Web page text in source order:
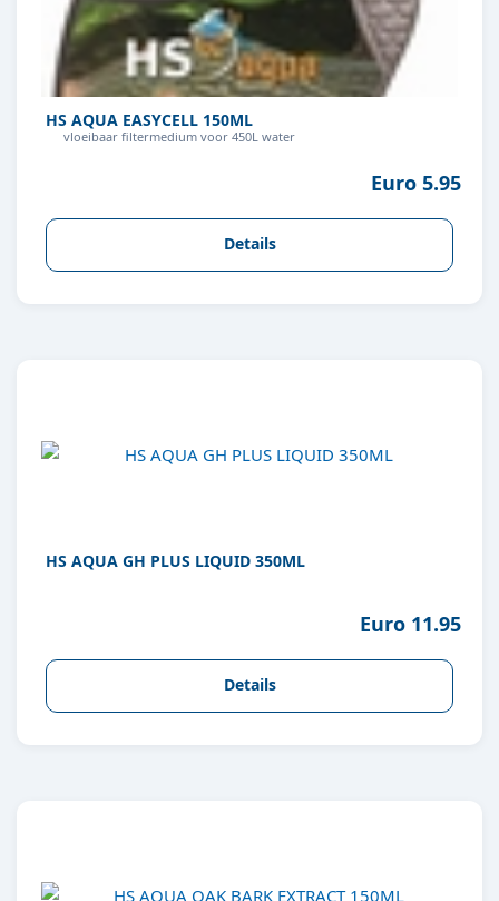
HS AQUA EASYCELL 150ML
vloeibaar filtermedium voor 450L water
Euro 5.95
Details
HS AQUA GH PLUS LIQUID 350ML
Euro 11.95
Details